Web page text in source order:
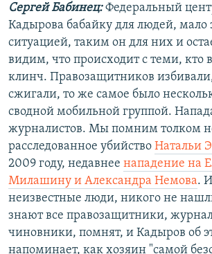
Сергей Бабинец:Федеральный
Кадырова бабайку для людей, мало
ситуацией, таким он для них и
видим, что происходит с теми, кто
клинч. Правозащитников
сжигали, то же самое было
сводной мобильной группой.
журналистов. Мы помним толком
расследованное убийство Натальи
2009 году, недавнее нападение на
Милашину и Александра Немова.
неизвестные люди, никого не
знают все правозащитники,
чиновники, помнят, и Кадыров об
напоминает, как хозяин "самой